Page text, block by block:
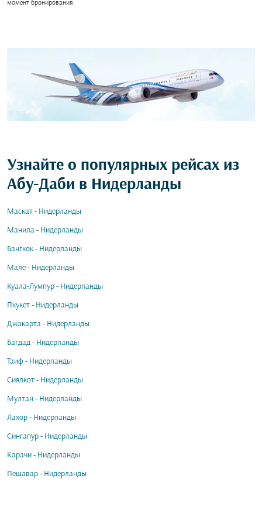
момент бронирования.
Узнайте о популярных рейсах из
Абу-Даби в Нидерланды
Маскат - Нидерланды
Манила - Нидерланды
Бангкок - Нидерланды
Мале - Нидерланды
Куала-Лумпур - Нидерланды
Пхукет - Нидерланды
Джакарта - Нидерланды
Багдад - Нидерланды
Таиф - Нидерланды
Сиялкот - Нидерланды
Мултан - Нидерланды
Лахор - Нидерланды
Сингапур - Нидерланды
Карачи - Нидерланды
Пешавар - Нидерланды